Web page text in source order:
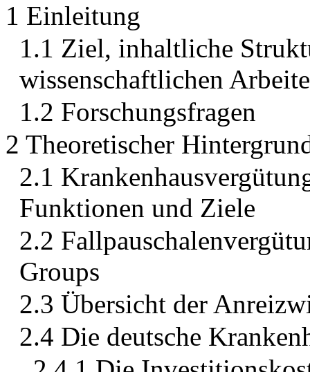
1 Einleitung
1.1 Ziel, inhaltliche
wissenschaftlichen
1.2 Forschungsfragen
2 Theoretischer
2.1
Funktionen und Ziele
2.2
Groups
2.3 Übersicht der
2.4 Die deutsche